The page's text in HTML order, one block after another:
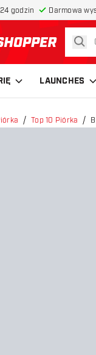
godzin Darmowa
do strony
LAUNCHES
Top 10 Piórka